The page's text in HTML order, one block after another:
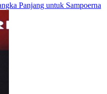
Panjang untuk Sampoerna